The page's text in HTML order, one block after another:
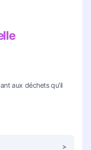
aux déchets qu'il
>